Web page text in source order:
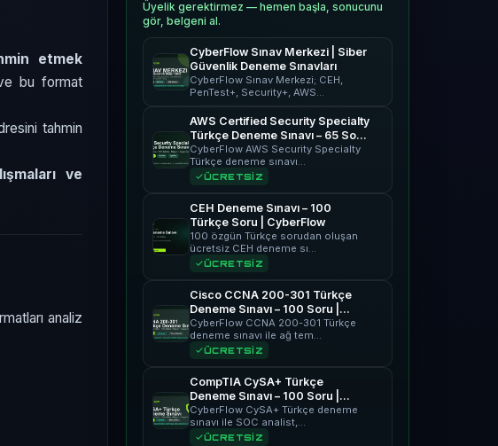
etmek
bu format
tahmin
ve
analiz
Üyelik gerektirmez — hemen başla, sonucunu
gör, belgeni al.
CyberFlow Sınav Merkezi | Siber
Güvenlik Deneme Sınavları
CyberFlow Sınav Merkezi; CEH,
PenTest+, Security+, AWS…
AWS Certified Security Specialty
Türkçe Deneme Sınavı – 65 Soru
| CyberFlow
CyberFlow AWS Security Specialty
Türkçe deneme sınavı…
ÜCRETSİZ
CEH Deneme Sınavı – 100
Türkçe Soru | CyberFlow
100 özgün Türkçe sorudan oluşan
ücretsiz CEH deneme sı…
ÜCRETSİZ
Cisco CCNA 200-301 Türkçe
Deneme Sınavı – 100 Soru |
CyberFlow
CyberFlow CCNA 200-301 Türkçe
deneme sınavı ile ağ tem…
ÜCRETSİZ
CompTIA CySA+ Türkçe
Deneme Sınavı – 100 Soru |
CyberFlow
CyberFlow CySA+ Türkçe deneme
sınavı ile SOC analist,…
ÜCRETSİZ